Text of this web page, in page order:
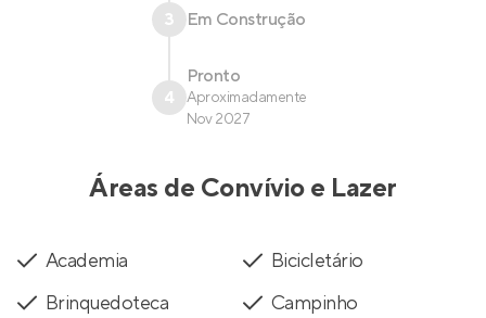
3 Em Construção
4
Pronto
Aproximadamente
Nov 2027
Áreas de Convívio e Lazer
Academia
Bicicletário
Brinquedoteca
Campinho